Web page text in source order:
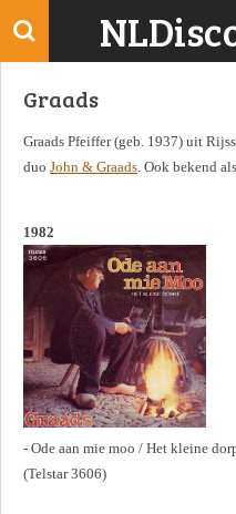
Ga
deGraads
Graads Pfeiffer (geb. 1937) uit
duo John & Graads. Ook bekend
1982
- Ode aan mie moo / Het kleine
(Telstar 3606)